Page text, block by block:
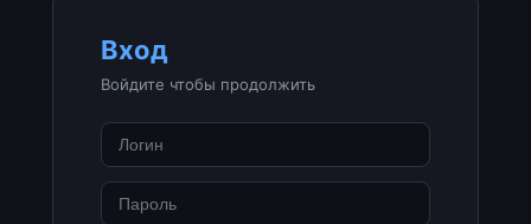
Вход
Войдите чтобы продолжить